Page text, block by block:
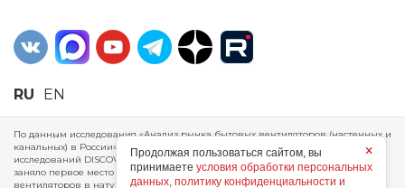
RU EN
По данным исследования «Анализ рынка бытовых вентиляторов (настенных и
канальных) в России», проведенного Агентством маркетинговых
исследований DISCOVERY RESEARCH Group, 2025 г. ERA Group (ООО «ЭРА»)
заняло первое место по производству, объему продаж и экспорту бытовых
вентиляторов в натуральном и стоимостном выражении за 2024 год.
×
Продолжая пользоваться сайтом, вы
принимаете условия обработки персональных
данных, политику конфиденциальности и